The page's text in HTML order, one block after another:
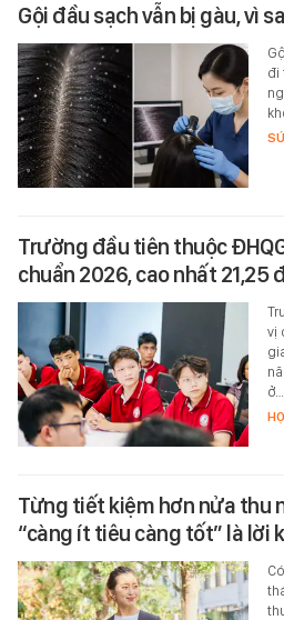
Gội đầu sạch vẫn bị gàu, vì
đi
Trường đầu tiên thuộc
chuẩn 2026, cao nhất 21,25
vị
ở…
Từng tiết kiệm hơn nửa thu
“càng ít tiêu càng tốt” là lời